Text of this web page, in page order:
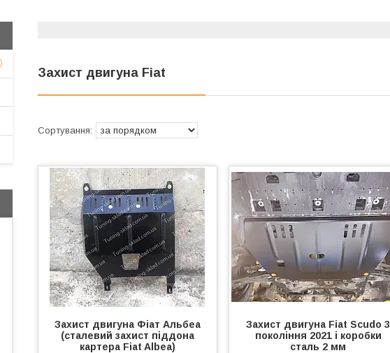
Захист двигуна Fiat
Захист двигуна Фіат Альбеа
(сталевий захист піддона
картера Fiat Albea)
Захист двигуна Fiat Scudo 3
покоління 2021 і коробки
сталь 2 мм